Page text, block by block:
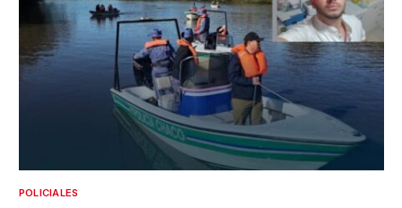
POLICIALES